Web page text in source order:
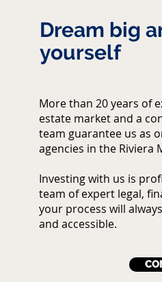
Dream big
yourself
More than 20 years of
estate market and a
team guarantee us as
agencies in the Riviera
Investing with us is
team of expert legal,
your process will
and accessible.